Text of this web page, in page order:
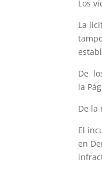
Los
La
De
la
De la
El
en